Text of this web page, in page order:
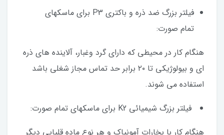
فیلتر بزرگ ضد ذره و باکتری P3 برای ماسکهای
تمام صورت:
هنگام کار در محیطی که دارای گرد وغبار، آلاینده های ذره
ای و بیولوژیکی تا ۲۰ برابر حد تماس مجاز شغلی باشد
استفاده می شوند.
فیلتر بزرگ شیمیائی K2 برای ماسکهای تمام صورت:
هنگام کار با بخارات آمونیاک و هر نوع ماده قلیایی دیگر